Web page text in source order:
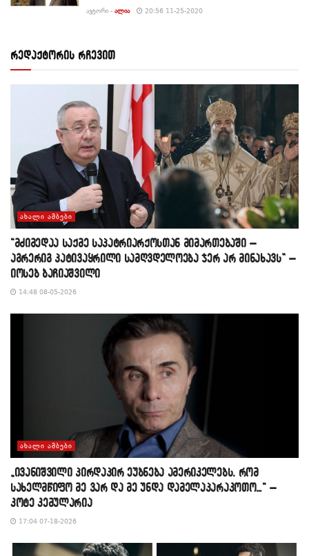
ᲐᲕᲢᲝᲠᲘ - ᲐᲚᲘᲐ 20:56 11-25-2020
რედაქტორის რჩევით
ᲐᲮᲐᲚᲘ ᲐᲛᲑᲔᲑᲘ
“მძიმედაა საქმე საპატრიარქოსთან მიმართებაში –
აგრერიგ პატივაყრილი სამღვდელოება ჯერ არ მინახავს” –
იოსებ ბაჩიაშვილი
14:48 08-05-2026
ᲐᲮᲐᲚᲘ ᲐᲛᲑᲔᲑᲘ
„ივანიშვილი პირდაპირ ეუბნება ამერიკელებს, რომ
სახელმწიფო მე ვარ და მე უნდა დამელაპარაკოთო…“ –
კოტე კემულარია
17:04 07-18-2026